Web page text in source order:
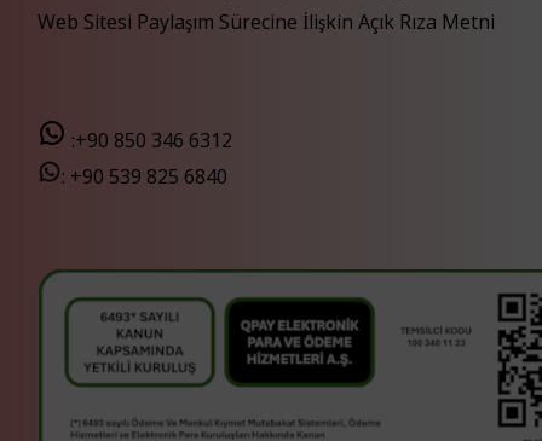
Web Sitesi Paylaşım Sürecine İlişkin Açık Rıza Metni
:+90 850 346 6312
: +90 539 825 6840